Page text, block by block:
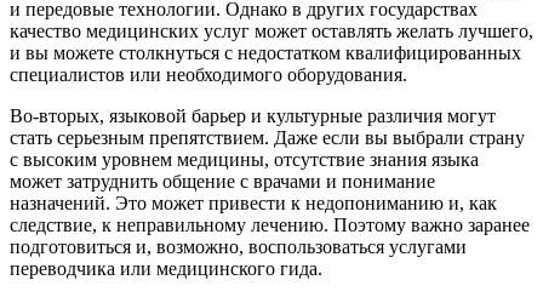
и передовые технологии. Однако в других государствах
качество медицинских услуг может оставлять желать лучшего,
и вы можете столкнуться с недостатком квалифицированных
специалистов или необходимого оборудования.
Во-вторых, языковой барьер и культурные различия могут
стать серьезным препятствием. Даже если вы выбрали страну
с высоким уровнем медицины, отсутствие знания языка
может затруднить общение с врачами и понимание
назначений. Это может привести к недопониманию и, как
следствие, к неправильному лечению. Поэтому важно заранее
подготовиться и, возможно, воспользоваться услугами
переводчика или медицинского гида.